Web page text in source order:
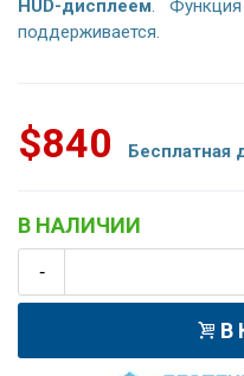
HUD-дисплеем. Функция
поддерживается.
$840 Бесплатная
В НАЛИЧИИ
-
В